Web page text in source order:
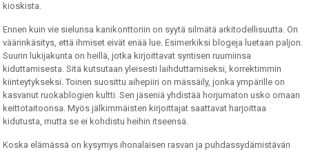
kioskista.
Ennen kuin vie sielunsa kanikonttoriin on syytä silmätä arkitodellisuutta. On
väärinkäsitys, että ihmiset eivät enää lue. Esimerkiksi blogeja luetaan paljon.
Suurin lukijakunta on heillä, jotka kirjoittavat syntisen ruumiinsa
kiduttamisesta. Sitä kutsutaan yleisesti laihduttamiseksi, korrektimmin
kiinteytykseksi. Toinen suosittu aihepiiri on mässäily, jonka ympärille on
kasvanut ruokablogien kultti. Sen jäseniä yhdistää horjumaton usko omaan
keittotaitoonsa. Myös jälkimmäisten kirjoittajat saattavat harjoittaa
kidutusta, mutta se ei kohdistu heihin itseensä.
Koska elämässä on kysymys ihonalaisen rasvan ja puhdassydämistävän